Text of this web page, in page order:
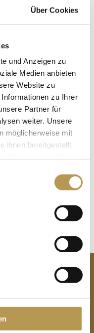
Über Cookies
und Anzeigen zu
Medien anbieten
Website zu
zu Ihrer
Partner für
weiter. Unsere
möglicherweise mit
ihnen bereitgestellt
und lassen Sie sich
„Auszeit“
für die Zeit Ihres
(ausgenommen